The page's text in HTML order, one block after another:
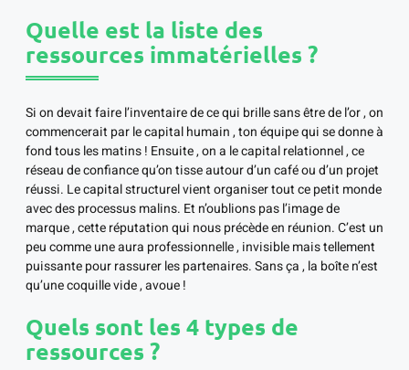
Quelle est la liste des
ressources immatérielles ?
Si on devait faire l’inventaire de ce qui brille sans être de l’or , on
commencerait par le capital humain , ton équipe qui se donne à
fond tous les matins ! Ensuite , on a le capital relationnel , ce
réseau de confiance qu’on tisse autour d’un café ou d’un projet
réussi. Le capital structurel vient organiser tout ce petit monde
avec des processus malins. Et n’oublions pas l’image de
marque , cette réputation qui nous précède en réunion. C’est un
peu comme une aura professionnelle , invisible mais tellement
puissante pour rassurer les partenaires. Sans ça , la boîte n’est
qu’une coquille vide , avoue !
Quels sont les 4 types de
ressources ?